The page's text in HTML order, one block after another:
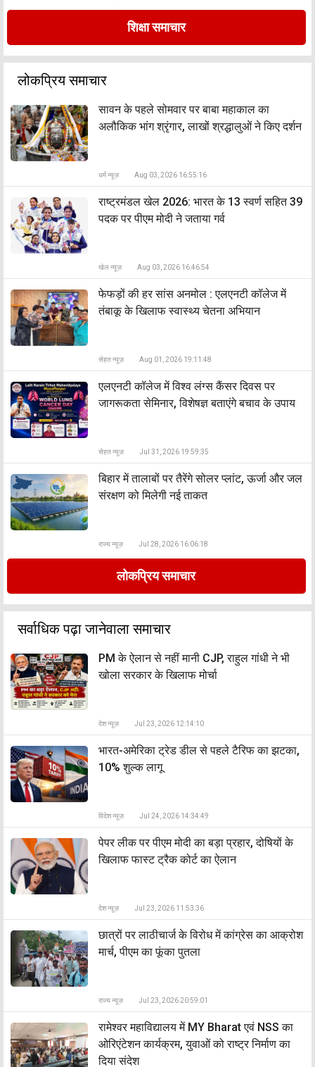
शिक्षा समाचार
लोकप्रिय समाचार
सावन के पहले सोमवार पर बाबा महाकाल का
अलौकिक भांग श्रृंगार, लाखों श्रद्धालुओं ने किए दर्शन
धर्म न्यूज़ Aug 03, 2026 16:55:16
राष्ट्रमंडल खेल 2026: भारत के 13 स्वर्ण सहित 39
पदक पर पीएम मोदी ने जताया गर्व
खेल न्यूज़ Aug 03, 2026 16:46:54
फेफड़ों की हर सांस अनमोल : एलएनटी कॉलेज में
तंबाकू के खिलाफ स्वास्थ्य चेतना अभियान
सेहत न्यूज़ Aug 01, 2026 19:11:48
एलएनटी कॉलेज में विश्व लंग्स कैंसर दिवस पर
जागरूकता सेमिनार, विशेषज्ञ बताएंगे बचाव के उपाय
सेहत न्यूज़ Jul 31, 2026 19:59:35
बिहार में तालाबों पर तैरेंगे सोलर प्लांट, ऊर्जा और जल
संरक्षण को मिलेगी नई ताकत
राज्य न्यूज़ Jul 28, 2026 16:06:18
लोकप्रिय समाचार
सर्वाधिक पढ़ा जानेवाला समाचार
PM के ऐलान से नहीं मानी CJP, राहुल गांधी ने भी
खोला सरकार के खिलाफ मोर्चा
देश न्यूज़ Jul 23, 2026 12:14:10
भारत-अमेरिका ट्रेड डील से पहले टैरिफ का झटका,
10% शुल्क लागू
विदेश न्यूज़ Jul 24, 2026 14:34:49
पेपर लीक पर पीएम मोदी का बड़ा प्रहार, दोषियों के
खिलाफ फास्ट ट्रैक कोर्ट का ऐलान
देश न्यूज़ Jul 23, 2026 11:53:36
छात्रों पर लाठीचार्ज के विरोध में कांग्रेस का आक्रोश
मार्च, पीएम का फूंका पुतला
राज्य न्यूज़ Jul 23, 2026 20:59:01
रामेश्वर महाविद्यालय में MY Bharat एवं NSS का
ओरिएंटेशन कार्यक्रम, युवाओं को राष्ट्र निर्माण का
दिया संदेश